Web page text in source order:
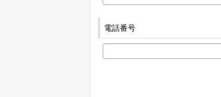
電話番号